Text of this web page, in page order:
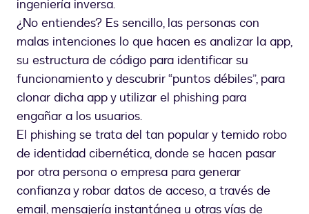
ingeniería inversa.
¿No entiendes? Es sencillo, las personas con
malas intenciones lo que hacen es analizar la app,
su estructura de código para identificar su
funcionamiento y descubrir “puntos débiles”, para
clonar dicha app y utilizar el phishing para
engañar a los usuarios.
El phishing se trata del tan popular y temido robo
de identidad cibernética, donde se hacen pasar
por otra persona o empresa para generar
confianza y robar datos de acceso, a través de
email, mensajería instantánea u otras vías de